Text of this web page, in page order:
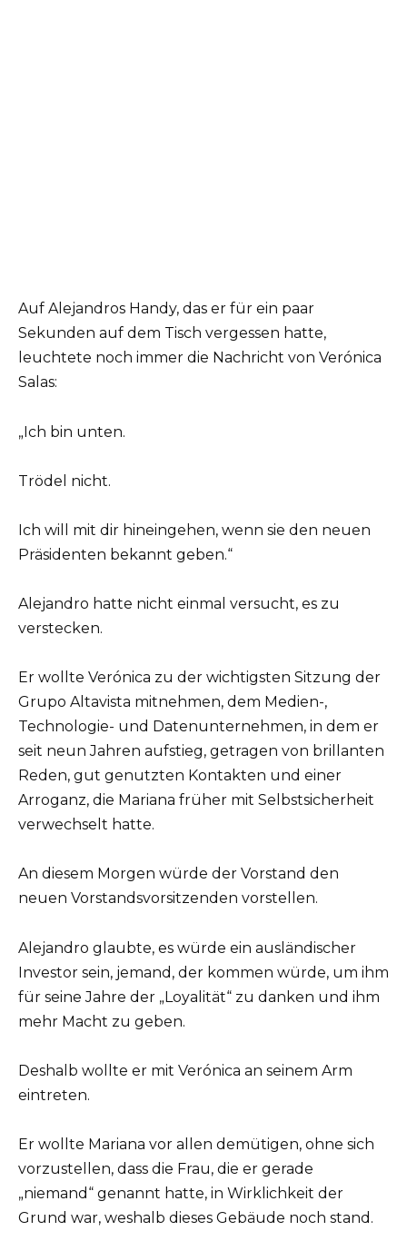
Auf Alejandros Handy, das er für ein paar
Sekunden auf dem Tisch vergessen hatte,
leuchtete noch immer die Nachricht von Verónica
Salas:
„Ich bin unten.
Trödel nicht.
Ich will mit dir hineingehen, wenn sie den neuen
Präsidenten bekannt geben.“
Alejandro hatte nicht einmal versucht, es zu
verstecken.
Er wollte Verónica zu der wichtigsten Sitzung der
Grupo Altavista mitnehmen, dem Medien-,
Technologie- und Datenunternehmen, in dem er
seit neun Jahren aufstieg, getragen von brillanten
Reden, gut genutzten Kontakten und einer
Arroganz, die Mariana früher mit Selbstsicherheit
verwechselt hatte.
An diesem Morgen würde der Vorstand den
neuen Vorstandsvorsitzenden vorstellen.
Alejandro glaubte, es würde ein ausländischer
Investor sein, jemand, der kommen würde, um ihm
für seine Jahre der „Loyalität“ zu danken und ihm
mehr Macht zu geben.
Deshalb wollte er mit Verónica an seinem Arm
eintreten.
Er wollte Mariana vor allen demütigen, ohne sich
vorzustellen, dass die Frau, die er gerade
„niemand“ genannt hatte, in Wirklichkeit der
Grund war, weshalb dieses Gebäude noch stand.